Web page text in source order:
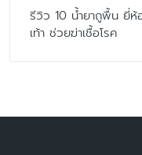
รีวิว 10 น้ำยาถูพื้น ยี่ห้
เท้า ช่วยฆ่าเชื้อโรค